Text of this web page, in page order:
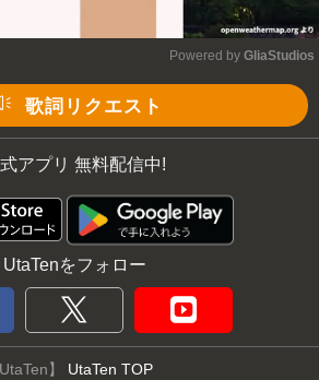
Powered by GliaStudios
歌詞リクエスト
アプリ 無料配信中!
UtaTenをフォロー
】 UtaTen TOP